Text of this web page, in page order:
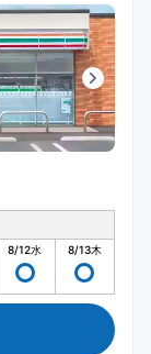
8/12水 8/13木